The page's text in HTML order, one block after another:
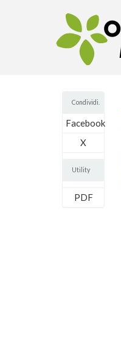
Condividi.
Facebook
X
Utility
PDF